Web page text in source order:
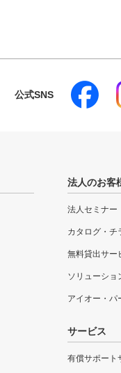
公式SNS
法人のお客
法人セミナー
カタログ・チ
無料貸出サー
ソリューショ
アイオー・パ
サービス
有償サポート